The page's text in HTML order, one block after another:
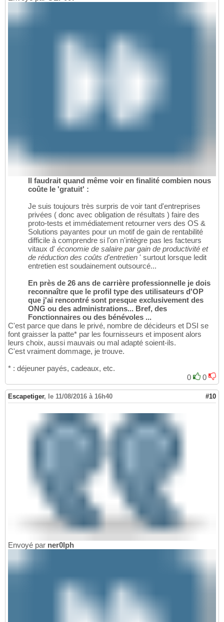
Il faudrait quand même voir en finalité combien nous
coûte le 'gratuit' :
Je suis toujours très surpris de voir tant d'entreprises
privées ( donc avec obligation de résultats ) faire des
proto-tests et immédiatement retourner vers des OS &
Solutions payantes pour un motif de gain de rentabilité
difficile à comprendre si l'on n'intègre pas les facteurs
vitaux d' économie de salaire par gain de productivité et
de réduction des coûts d'entretien ' surtout lorsque ledit
entretien est soudainement outsourcé...
En près de 26 ans de carrière professionnelle je dois
reconnaître que le profil type des utilisateurs d'OP
que j'ai rencontré sont presque exclusivement des
ONG ou des administrations... Bref, des
Fonctionnaires ou des bénévoles ...
C'est parce que dans le privé, nombre de décideurs et DSI se
font graisser la patte* par les fournisseurs et imposent alors
leurs choix, aussi mauvais ou mal adapté soient-ils.
C'est vraiment dommage, je trouve.
* : déjeuner payés, cadeaux, etc.
0
0
Escapetiger, le 11/08/2016 à 16h40 #10
Envoyé par ner0lph